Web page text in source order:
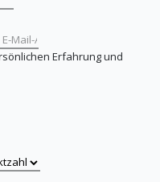
Erfahrung und